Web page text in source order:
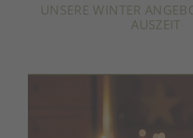
UNSERE WINTER
AUSZEIT